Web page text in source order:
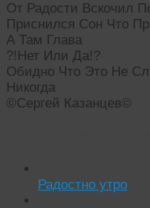
От Радости Вскочил
Приснился Сон Что
А Там Глава
?!Нет Или Да!?
Обидно Что Это Не
Никогда
©Сергей Казанцев©
Радостно утро